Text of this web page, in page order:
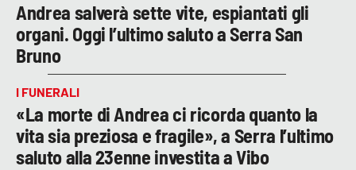
Andrea salverà sette vite, espiantati gli
organi. Oggi l’ultimo saluto a Serra San
Bruno
I FUNERALI
«La morte di Andrea ci ricorda quanto la
vita sia preziosa e fragile», a Serra l’ultimo
saluto alla 23enne investita a Vibo